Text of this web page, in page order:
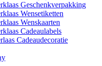
Geschenkverpakking
Wensetiketten
Wenskaarten
Cadeaulabels
Cadeaudecoratie